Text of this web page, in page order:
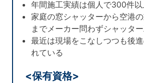
年間施工実績は個人で300件以
家庭の窓シャッターから空港
までメーカー問わずシャッタ
最近は現場をこなしつつも後
れている
<保有資格>